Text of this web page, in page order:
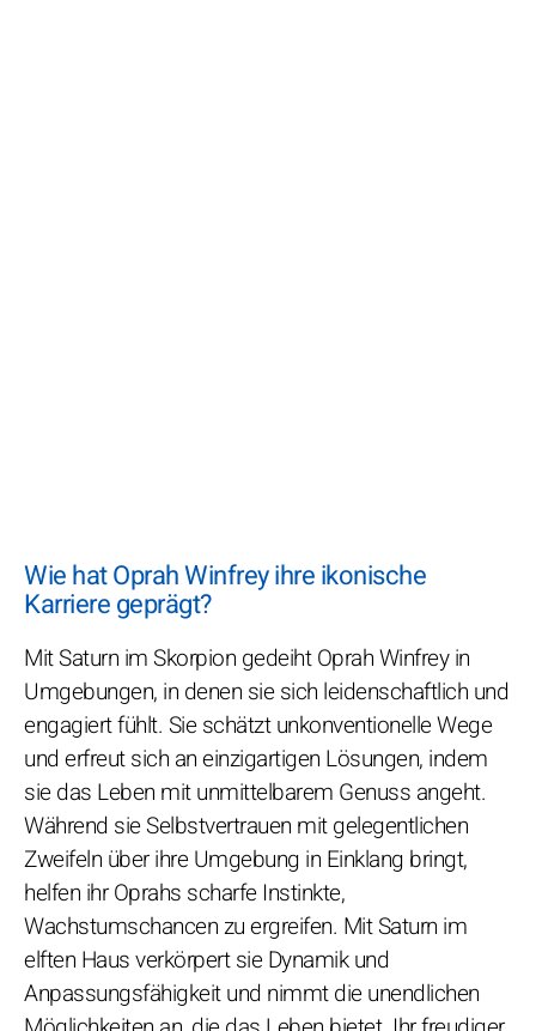
Wie hat Oprah Winfrey ihre ikonische
Karriere geprägt?
Mit Saturn im Skorpion gedeiht Oprah Winfrey in
Umgebungen, in denen sie sich leidenschaftlich und
engagiert fühlt. Sie schätzt unkonventionelle Wege
und erfreut sich an einzigartigen Lösungen, indem
sie das Leben mit unmittelbarem Genuss angeht.
Während sie Selbstvertrauen mit gelegentlichen
Zweifeln über ihre Umgebung in Einklang bringt,
helfen ihr Oprahs scharfe Instinkte,
Wachstumschancen zu ergreifen. Mit Saturn im
elften Haus verkörpert sie Dynamik und
Anpassungsfähigkeit und nimmt die unendlichen